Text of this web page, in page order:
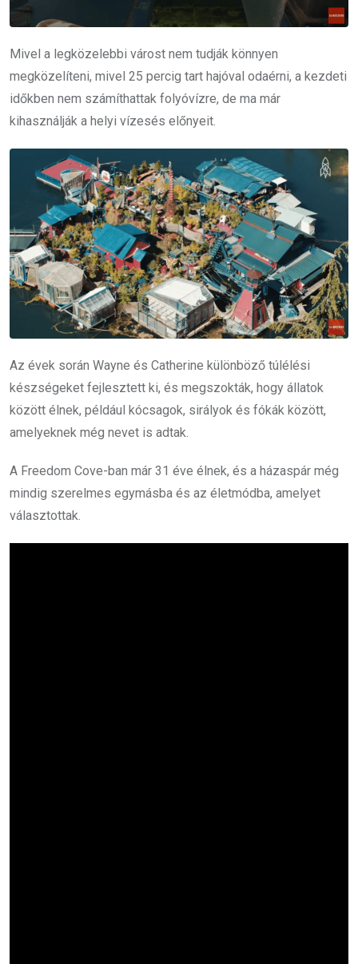
Mivel a legközelebbi várost nem tudják könnyen
megközelíteni, mivel 25 percig tart hajóval odaérni, a kezdeti
időkben nem számíthattak folyóvízre, de ma már
kihasználják a helyi vízesés előnyeit.
Az évek során Wayne és Catherine különböző túlélési
készségeket fejlesztett ki, és megszokták, hogy állatok
között élnek, például kócsagok, sirályok és fókák között,
amelyeknek még nevet is adtak.
A Freedom Cove-ban már 31 éve élnek, és a házaspár még
mindig szerelmes egymásba és az életmódba, amelyet
választottak.